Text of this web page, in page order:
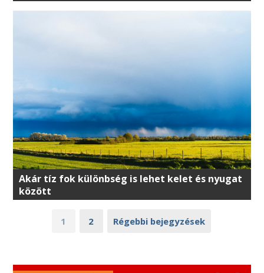
Akár tíz fok különbség is lehet kelet és nyugat
között
1 2 Régebbi bejegyzések